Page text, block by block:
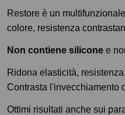
Restore è un
colore, resistenza
Non contiene silicone e
Ridona elasticità,
Contrasta l'invecchiamento
Ottimi risultati anche sui